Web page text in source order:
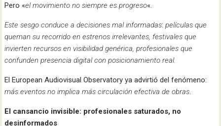
Pero «el movimiento no siempre es progreso«.
Este sesgo conduce a decisiones mal informadas:películas que
queman su recorrido en estrenos irrelevantes, festivales que
invierten recursos en visibilidad genérica, profesionales que
confunden presencia digital con posicionamiento real.
El European Audiovisual Observatory ya advirtió del fenómeno:
más eventos no implica más circulación efectiva de obras.
El cansancio invisible: profesionales saturados, no
desinformados